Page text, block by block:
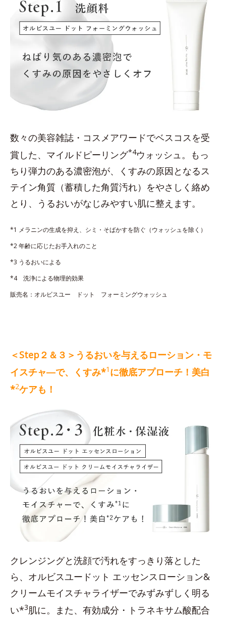
数々の美容雑誌・コスメアワードでベスコスを受
賞した、マイルドピーリング*4ウォッシュ。もっ
ちり弾力のある濃密泡が、くすみの原因となるス
テイン角質（蓄積した角質汚れ）をやさしく絡め
とり、うるおいがなじみやすい肌に整えます。
*1 メラニンの生成を抑え、シミ・そばかすを防ぐ（ウォッシュを除く）
*2 年齢に応じたお手入れのこと
*3 うるおいによる
*4 洗浄による物理的効果
販売名：オルビスユー ドット フォーミングウォッシュ
＜Step２＆３＞うるおいを与えるローション・モ
イスチャ―で、くすみ*1 に徹底アプローチ！美白
*2ケアも！
クレンジングと洗顔で汚れをすっきり落とした
ら、オルビスユードット エッセンスローション&
クリームモイスチャライザーでみずみずしく明る
い*3肌に。また、有効成分・トラネキサム酸配合